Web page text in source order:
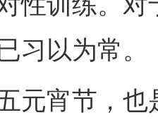
习以为常。
宵节，也